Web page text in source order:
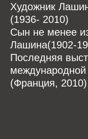
Художник
(1936- 2010)
Сын не менее
Лашина(1902-
Последняя
международной
(Франция, 2010)